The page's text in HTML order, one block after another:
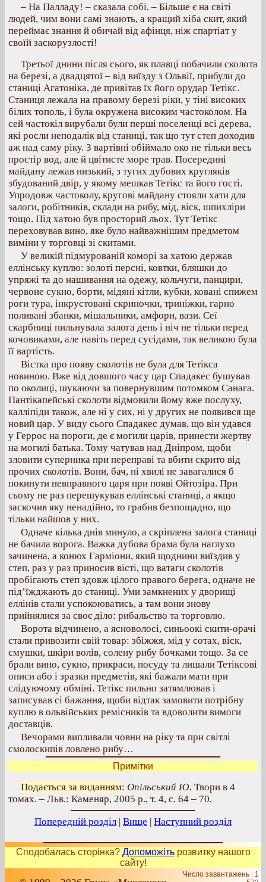
– На Палладу! – сказала собі. – Більше є на світі
людей, чим вони самі знають, а кращий хіба скит, який
переймає знання й обичай від афінця, ніж спартіат у
своїй заскорузлості!
Третьої днини після сього, як плавці побачили сколота
на березі, а двадцятої – від виїзду з Ольвії, прибули до
станиці Агатоніка, де привітав їх його орудар Тетікс.
Станиця лежала на правому березі ріки, у тіні високих
білих тополь, і була окружена високим частоколом. На
сей частокіл вирубали були перші поселенці всі дерева,
які росли неподалік від станиці, так що тут степ доходив
аж над саму ріку. З вартівні обіймало око не тільки весь
простір вод, але й цвітисте море трав. Посередині
майдану лежав низький, з тугих дубових кругляків
збудований двір, у якому мешкав Тетікс та його гості.
Упродовж частоколу, кругові майдану стояли хати для
залоги, робітників, склади на рибу, мід, віск, шпихліри
тощо. Під хатою був просторий льох. Тут Тетікс
переховував вино, яке було найважнішим предметом
виміни у торговці зі скитами.
У великій підмурованій коморі за хатою держав
еллінську куплю: золоті персні, ковтки, бляшки до
упряжі та до нашивання на одежу, кольчуги, панцири,
червоне сукно, борти, мідяні кітли, кубки, ковані спижем
роги тура, інкрустовані скриночки, триніжки, гарно
поливані збанки, мішальники, амфори, вази. Сеї
скарбниці пильнувала залога день і ніч не тільки перед
кочовиками, але навіть перед сусідами, так великою була
її вартість.
Вістка про появу сколотів не була для Тетікса
новиною. Вже від довшого часу цар Спадакес бушував
по околиці, шукаючи за повернувшим потомком Санага.
Пантікапейські сколоти відмовили йому вже послуху,
калліпіди також, але ні у сих, ні у других не появився ще
новий цар. У виду сього Спадакес думав, що він удався
у Геррос на пороги, де є могили царів, принести жертву
на могилі батька. Тому чатував над Дніпром, щоби
зловити суперника при переправі та вбити скрито від
прочих сколотів. Вони, бач, ні хвилі не завагалися б
покинути невправного царя при появі Ойтозіра. При
сьому не раз перешукував еллінські станиці, а якщо
заскочив яку ненадійно, то грабив безпощадно, що
тільки найшов у них.
Одначе кілька днів минуло, а скріплена залога станиці
не бачила ворога. Важка дубова брама була наглухо
зачинена, а конюх Гарміони, який щоднини виїздив у
степ, раз у раз приносив вісті, що ватаги сколотів
пробігають степ здовж цілого правого берега, одначе не
під’їжджають до станиці. Уми замкнених у дворищі
еллінів стали успокоюватись, а там вони знову
прийнялися за своє діло: рибальство та торговлю.
Ворота відчинено, а ясноволосі, синьоокі скити-орачі
стали привозити свій товар: збіжжя, мід у сотах, віск,
смушки, шкіри волів, солену рибу бочками тощо. За се
брали вино, сукно, прикраси, посуду та лишали Тетіксові
описи або і зразки предметів, які бажали мати при
слідуючому обміні. Тетікс пильно затямлював і
записував сі бажання, щоби відтак замовити потрібну
куплю в ольвійських ремісників та вдоволити вимоги
доставців.
Вечорами випливали човни на ріку та при світлі
смолоскипів ловлено рибу…
Примітки
Подається за виданням: Опільський Ю. Твори в 4
томах. – Льв.: Каменяр, 2005 р., т. 4, с. 64 – 70.
Попередній розділ | Вище | Наступний розділ
Сподобалась сторінка? Допоможітьрозвитку нашого
сайту!
Число завантажень : 1